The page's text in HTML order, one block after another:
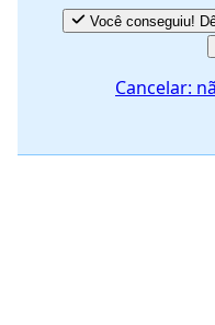
Você conseguiu!
Cancelar: